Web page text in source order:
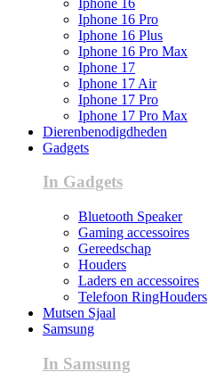
Iphone 16 Pro
Iphone 16 Plus
Iphone 16 Pro Max
Iphone 17
Iphone 17 Air
Iphone 17 Pro
Iphone 17 Pro Max
Dierenbenodigdheden
Gadgets
In Gadgets
Bluetooth Speaker
Gaming accessoires
Gereedschap
Houders
Laders en accessoires
Telefoon RingHouders
Mutsen Sjaal
Samsung
In Samsung